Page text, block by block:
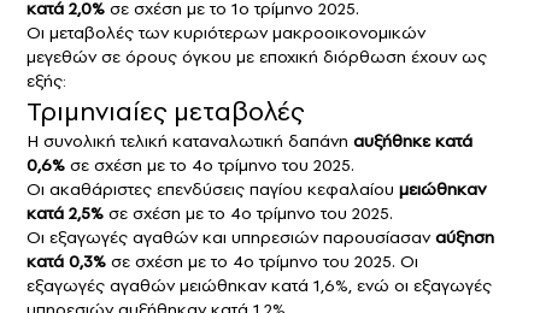
κατά 2,0% σε σχέση με το 1ο τρίμηνο 2025.
Οι μεταβολές των κυριότερων μακροοικονομικών
μεγεθών σε όρους όγκου με εποχική διόρθωση έχουν ως
εξής:
Τριμηνιαίες μεταβολές
Η συνολική τελική καταναλωτική δαπάνη αυξήθηκε κατά
0,6% σε σχέση με το 4o τρίμηνο του 2025.
Οι ακαθάριστες επενδύσεις παγίου κεφαλαίου μειώθηκαν
κατά 2,5% σε σχέση με το 4o τρίμηνο του 2025.
Oι εξαγωγές αγαθών και υπηρεσιών παρουσίασαναύξηση
κατά 0,3% σε σχέση με το 4o τρίμηνο του 2025. Οι
εξαγωγές αγαθών μειώθηκαν κατά 1,6%, ενώ οι εξαγωγές